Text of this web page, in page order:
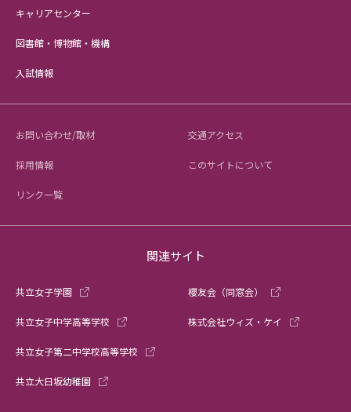
キャリアセンター
図書館・博物館・機構
入試情報
お問い合わせ/取材 交通アクセス
採用情報 このサイトについて
リンク一覧
関連サイト
共立女子学園
共立女子中学高等学校
共立女子第二中学校高等学校
共立大日坂幼稚園
櫻友会（同窓会）
株式会社ウィズ・ケイ